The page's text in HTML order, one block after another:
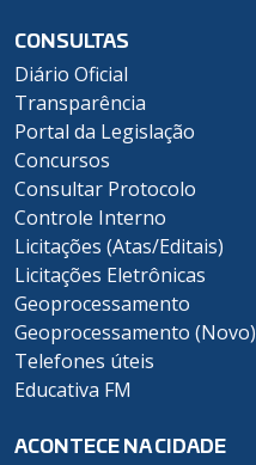
CONSULTAS
Diário Oficial
Transparência
Portal da Legislação
Concursos
Consultar Protocolo
Controle Interno
Licitações (Atas/Editais)
Licitações Eletrônicas
Geoprocessamento
Geoprocessamento (Novo)
Telefones úteis
Educativa FM
ACONTECE NA CIDADE